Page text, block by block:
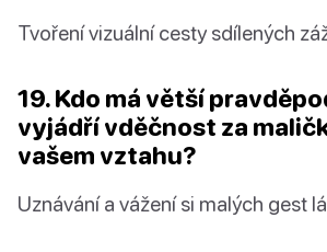
Tvoření vizuální cesty sdílených
19. Kdo má větší
vyjádří vděčnost za
vašem vztahu?
Uznávání a vážení si malých gest